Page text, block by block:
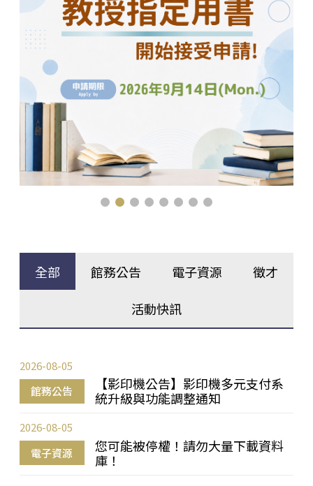
全部 館務公告 電子資源 徵才
活動快訊
館務公告
【影印機公告】影印機多元支付系
統升級與功能調整通知
2026-08-05
電子資源
您可能被停權！請勿大量下載資料
庫！
2026-08-05